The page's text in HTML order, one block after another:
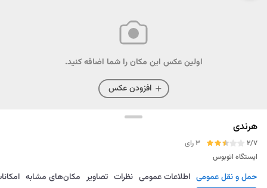
اولین عکس این مکان را شما اضافه کنید.
افزودن عکس
هرندی
2/7
3 رای
ایستگاه اتوبوس
مسیریابی ذخیره ارسال حمل و نقل عمومی اطلاعات عمومی نظرات تصاویر مکان‌های مشابه